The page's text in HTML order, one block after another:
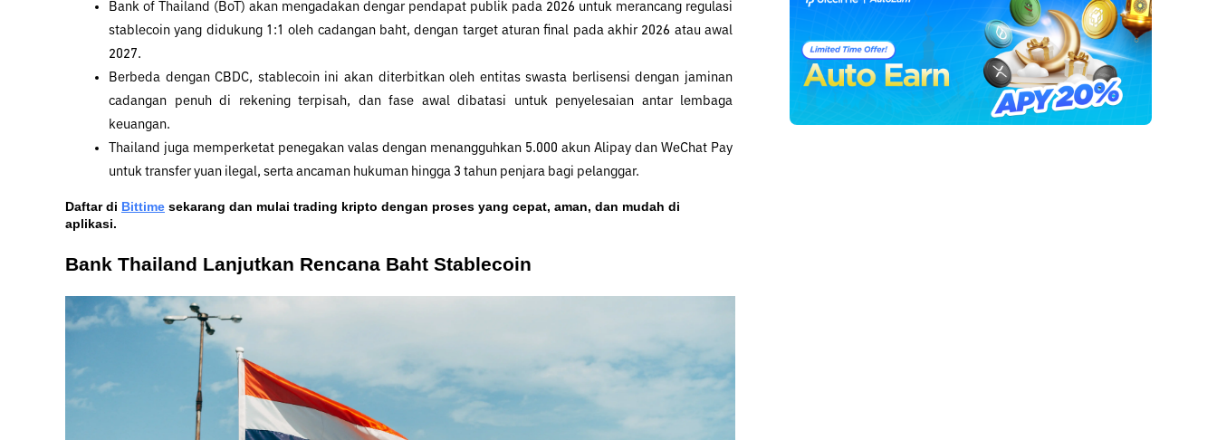
Bank of Thailand (BoT) akan mengadakan dengar pendapat publik pada 2026 untuk merancang regulasi
stablecoin yang didukung 1:1 oleh cadangan baht, dengan target aturan final pada akhir 2026 atau awal
2027.
Berbeda dengan CBDC, stablecoin ini akan diterbitkan oleh entitas swasta berlisensi dengan jaminan
cadangan penuh di rekening terpisah, dan fase awal dibatasi untuk penyelesaian antar lembaga
keuangan.
Thailand juga memperketat penegakan valas dengan menangguhkan 5.000 akun Alipay dan WeChat Pay
untuk transfer yuan ilegal, serta ancaman hukuman hingga 3 tahun penjara bagi pelanggar.
Daftar di Bittime sekarang dan mulai trading kripto dengan proses yang cepat, aman, dan mudah di
aplikasi.
Bank Thailand Lanjutkan Rencana Baht Stablecoin